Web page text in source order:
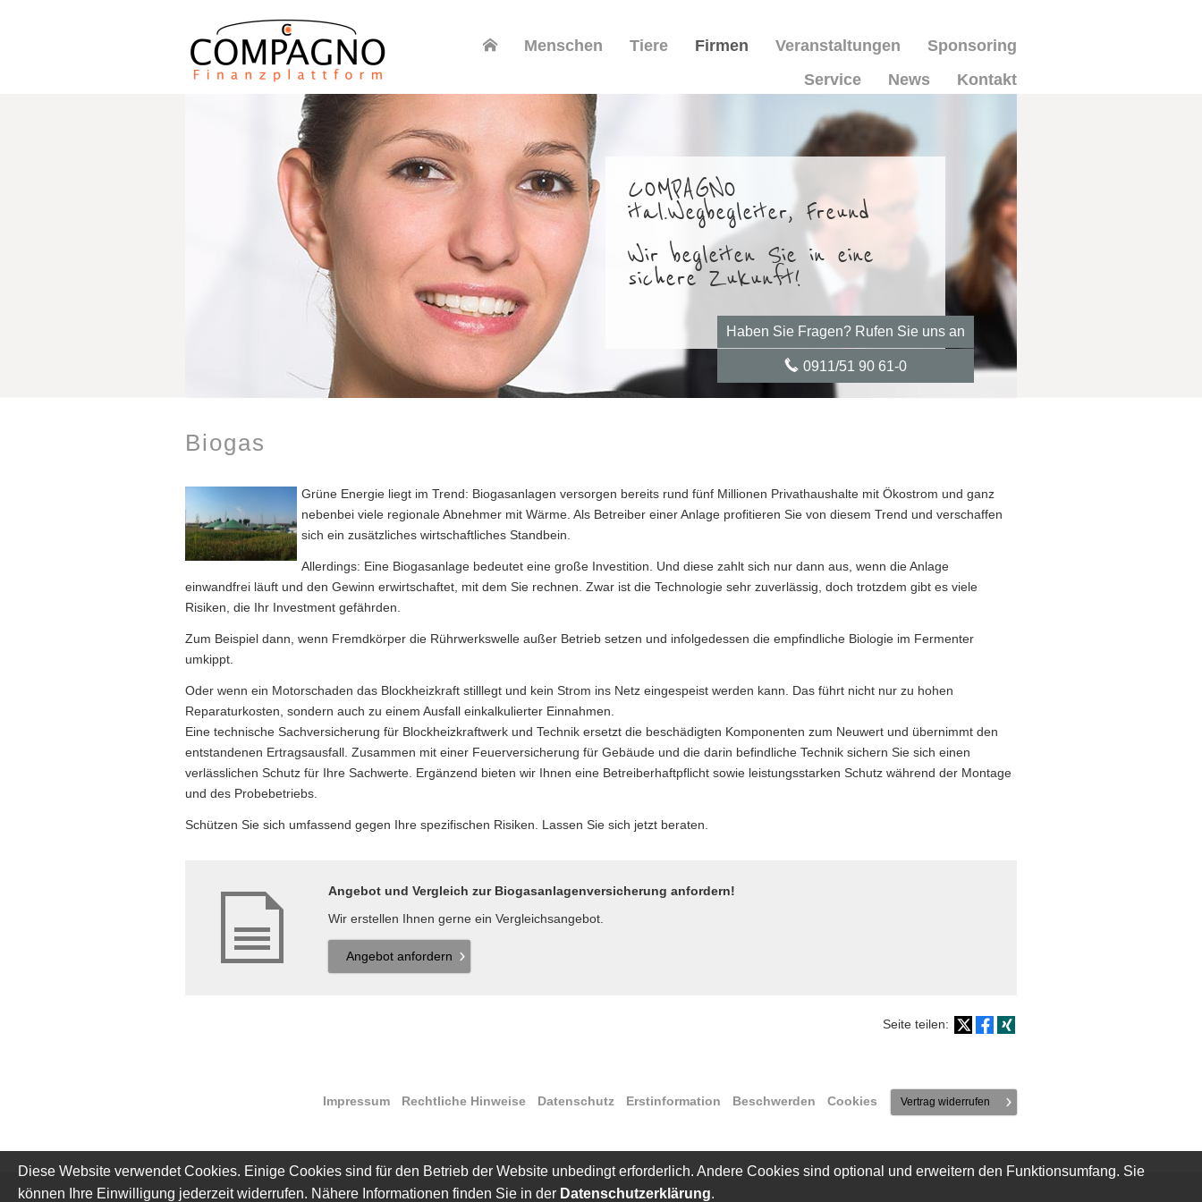
Menschen Tiere Firmen Veranstaltungen
Sponsoring
Service
News Kontakt
Haben Sie Fragen? Rufen Sie uns an
0911/51 90 61-0
COMPAGNO
ital.Wegbegleiter, Freund
Wir begleiten Sie in eine
sichere Zukunft!
Biogas
Grüne Energie liegt im Trend: Biogasanlagen versorgen bereits rund fünf Millionen Privathaushalte mit Ökostrom und ganz
nebenbei viele regionale Abnehmer mit Wärme. Als Betreiber einer Anlage profitieren Sie von diesem Trend und verschaffen
sich ein zusätzliches wirtschaftliches Standbein.
Allerdings: Eine Biogasanlage bedeutet eine große Investition. Und diese zahlt sich nur dann aus, wenn die Anlage
einwandfrei läuft und den Gewinn erwirtschaftet, mit dem Sie rechnen. Zwar ist die Technologie sehr zuverlässig, doch trotzdem gibt es viele
Risiken, die Ihr Investment gefährden.
Zum Beispiel dann, wenn Fremdkörper die Rührwerkswelle außer Betrieb setzen und infolgedessen die empfindliche Biologie im Fermenter
umkippt.
Oder wenn ein Motorschaden das Blockheizkraft stilllegt und kein Strom ins Netz eingespeist werden kann. Das führt nicht nur zu hohen
Reparaturkosten, sondern auch zu einem Ausfall einkalkulierter Einnahmen.
Eine technische Sachversicherung für Blockheizkraftwerk und Technik ersetzt die beschädigten Komponenten zum Neuwert und übernimmt den
entstandenen Ertragsausfall. Zusammen mit einer Feuerversicherung für Gebäude und die darin befindliche Technik sichern Sie sich einen
verlässlichen Schutz für Ihre Sachwerte. Ergänzend bieten wir Ihnen eine Betreiberhaftpflicht sowie leistungsstarken Schutz während der Montage
und des Probebetriebs.
Schützen Sie sich umfassend gegen Ihre spezifischen Risiken. Lassen Sie sich jetzt beraten.
Angebot und Vergleich zur Biogasanlagenversicherung anfordern!
Wir erstellen Ihnen gerne ein Vergleichsangebot.
An­ge­bot an­for­dern
Seite teilen:
Impressum Rechtliche Hinweise Datenschutz Erstinformation Beschwerden Cookies Vertrag widerrufen
Diese Website verwendet Cookies. Einige Cookies sind für den Betrieb der Website unbedingt erforderlich. Andere Cookies sind optional und erweitern den Funktionsumfang. Sie
können Ihre Einwilligung jederzeit widerrufen. Nähere Informationen finden Sie in der Datenschutzerklärung.